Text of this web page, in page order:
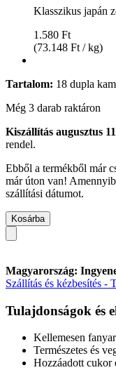
Klasszikus japán
1.580 Ft
(73.148 Ft / kg)
Tartalom: 18 dupla
Még 3 darab raktáron
Kiszállítás augusztus
rendel.
Ebből a termékből már
már úton van!
szállítási dátumot.
Kosárba
Magyarország:
Szállítás és kézbesítés -
Tulajdonságok és
Kellemesen
Természetes és
Hozzáadott cukor